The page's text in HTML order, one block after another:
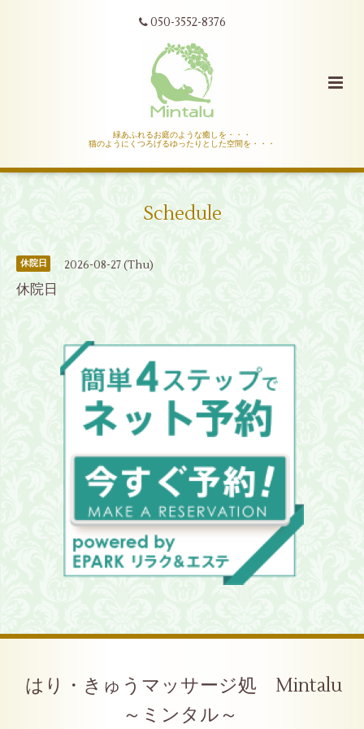
050-3552-8376
緑あふれるお庭のような癒しを・・・
猫のようにくつろげるゆったりとした空間を・・・
Schedule
休院日 2026-08-27 (Thu)
休院日
はり・きゅうマッサージ処 Mintalu
～ミンタル～